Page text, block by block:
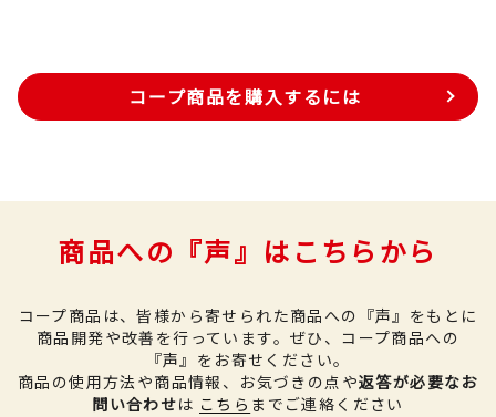
コープ商品を購入するには
商品への『声』はこちらから
コープ商品は、皆様から寄せられた商品への『声』をもとに
商品開発や改善を行っています。 ぜひ、コープ商品への
『声』をお寄せください。
商品の使用方法や商品情報、お気づきの点や返答が必要なお
問い合わせは こちら までご連絡ください